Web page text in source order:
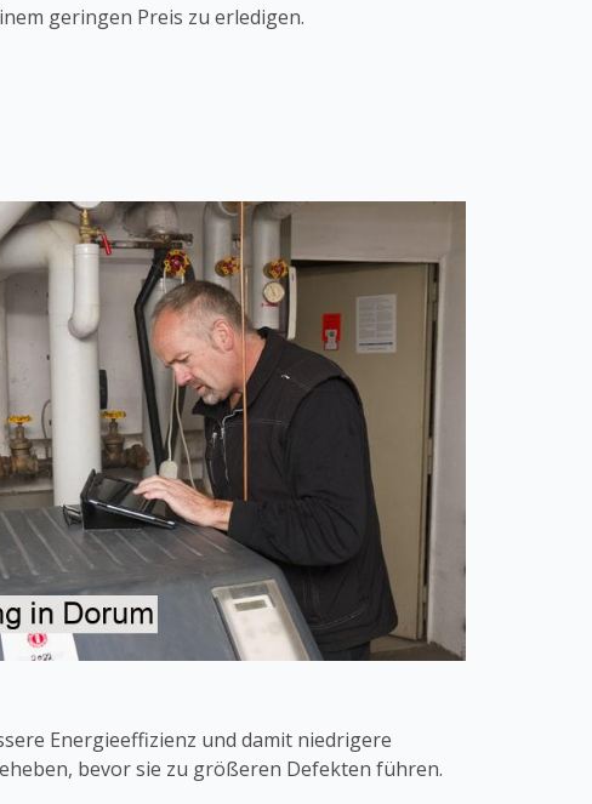
geringen Preis zu erledigen.
Energieeffizienz und damit niedrigere
bevor sie zu größeren Defekten führen.